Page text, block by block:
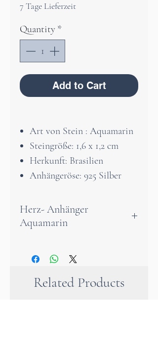
7 Tage Lieferzeit
Quantity *
Add to Cart
Art von Stein : Aquamarin
Steingröße: 1,6 x 1,2 cm
Herkunft: Brasilien
Anhängeröse: 925 Silber
Herz- Anhänger
Aquamarin
ist wie ein stilles Versprechen
aus Licht und Wasser.
In seiner sanften,
Related Products